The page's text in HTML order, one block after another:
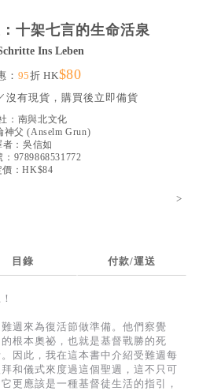
十架七言的生命活泉
Ins Leben
： 95折 HK$80
沒有現貨，購買後立即備貨
： 南與北文化
神父 (Anselm Grun)
： 吳信如
：9789868531772
價：HK$84
>
目錄 付款/運送
週來為復活節做準備。他們察覺
根本奧祕，也就是基督戰勝的死
因此，我在這本書中介紹受難週每
和儀式來度過這個聖週，這不只可
更應該是一種基督徒生活的指引，